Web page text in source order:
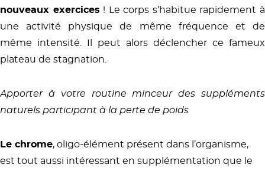
nouveaux exercices ! Le corps s’habitue rapidement à
une activité physique de même fréquence et de
même intensité. Il peut alors déclencher ce fameux
plateau de stagnation.
Apporter à votre routine minceur des suppléments
naturels participant à la perte de poids
Le chrome, oligo-élément présent dans l’organisme,
est tout aussi intéressant en supplémentation que le